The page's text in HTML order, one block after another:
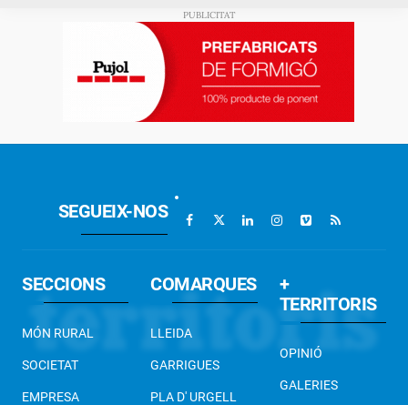
SEGUEIX-NOS
SECCIONS
MÓN RURAL
SOCIETAT
EMPRESA
COMARQUES
LLEIDA
GARRIGUES
PLA D' URGELL
+
TERRITORIS
OPINIÓ
GALERIES